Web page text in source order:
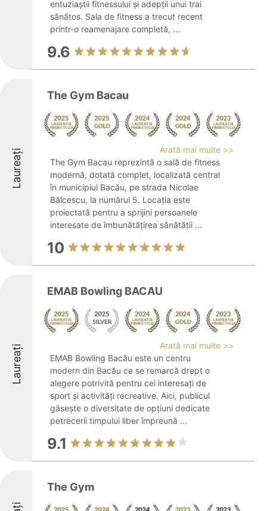
entuziaștii fitnessului și adepții unui trai
sănătos. Sala de fitness a trecut recent
printr-o reamenajare completă, ...
9.6
Laureați
The Gym Bacau
Arată mai multe >>
The Gym Bacau reprezintă o sală de fitness
modernă, dotată complet, localizată central
în municipiul Bacău, pe strada Nicolae
Bălcescu, la numărul 5. Locația este
proiectată pentru a sprijini persoanele
interesate de îmbunătățirea sănătății ...
10
Laureați
EMAB Bowling BACAU
Arată mai multe >>
EMAB Bowling Bacău este un centru
modern din Bacău ce se remarcă drept o
alegere potrivită pentru cei interesați de
sport și activități recreative. Aici, publicul
găsește o diversitate de opțiuni dedicate
petrecerii timpului liber împreună ...
9.1
The Gym